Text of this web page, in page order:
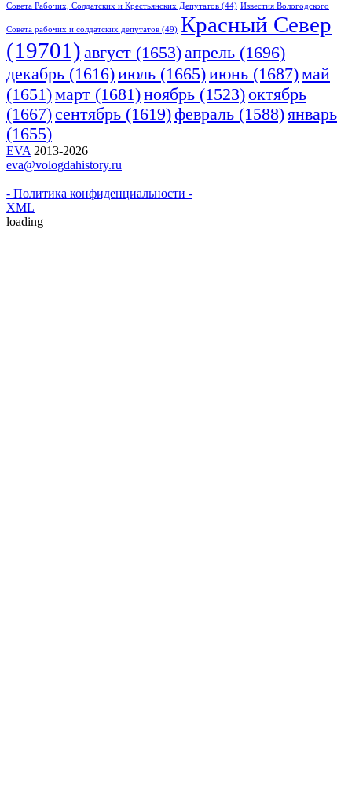
Совета Рабочих, Солдатских и Крестьянских Депутатов (44) Известия Вологодского
Совета рабочих и солдатских депутатов (49) Красный Cевер
(19701) август (1653)апрель (1696)
декабрь (1616)июль (1665)июнь (1687)май
(1651)март (1681)ноябрь (1523)октябрь
(1667)сентябрь (1619)февраль (1588)январь
(1655)
EVA 2013-2026
eva@vologdahistory.ru
- Политика конфиденциальности -
XML
loading